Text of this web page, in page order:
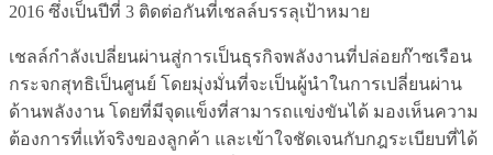
2016 ซึ่งเป็นปีที่ 3 ติดต่อกันที่เชลล์บรรลุเป้าหมาย
เชลล์กำลังเปลี่ยนผ่านสู่การเป็นธุรกิจพลังงานที่ปล่อยก๊าซเรือน
กระจกสุทธิเป็นศูนย์ โดยมุ่งมั่นที่จะเป็นผู้นำในการเปลี่ยนผ่าน
ด้านพลังงาน โดยที่มีจุดแข็งที่สามารถแข่งขันได้ มองเห็นความ
ต้องการที่แท้จริงของลูกค้า และเข้าใจชัดเจนกับกฎระเบียบที่ได้